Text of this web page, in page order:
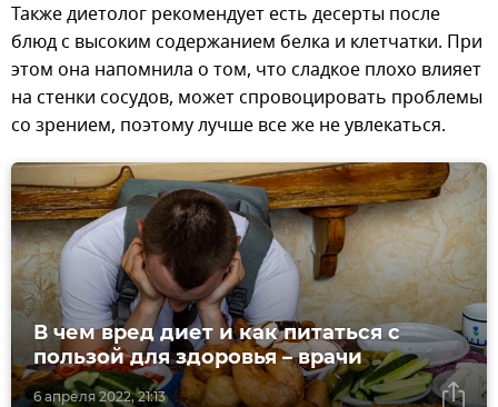
Также диетолог рекомендует есть десерты после
блюд с высоким содержанием белка и клетчатки. При
этом она напомнила о том, что сладкое плохо влияет
на стенки сосудов, может спровоцировать проблемы
со зрением, поэтому лучше все же не увлекаться.
6 апреля 2022, 21:13
В чем вред диет и как питаться с
пользой для здоровья – врачи